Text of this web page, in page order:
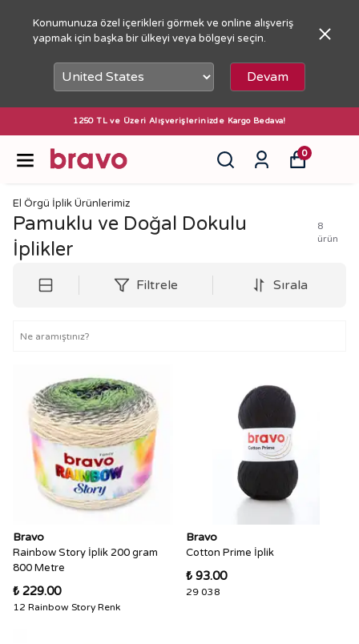
Konumunuza özel içerikleri görmek ve online alışveriş
yapmak için başka bir ülkeyi veya bölgeyi seçin.
Devam
Alışverişlerinizde Kargo Bedava!
0
El Örgü İplik Ürünlerimiz
Pamuklu ve Doğal Dokulu
İplikler
8
ürün
Filtrele Sırala
Bravo
Rainbow Story İplik 200 gram
800 Metre
₺ 229.00
12 Rainbow Story Renk
Bravo
Cotton Prime İplik
₺ 93.00
29 038